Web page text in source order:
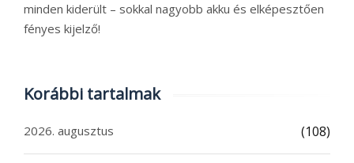
minden kiderült – sokkal nagyobb akku és elképesztően
fényes kijelző!
Korábbi tartalmak
2026. augusztus (108)